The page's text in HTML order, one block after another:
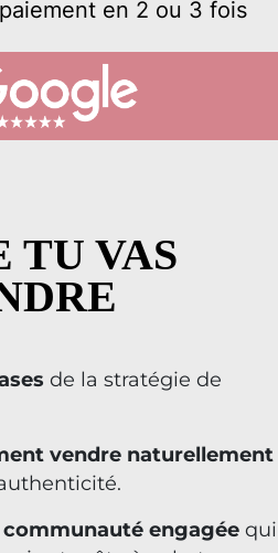
en 2 ou 3 fois
TU VAS
de la stratégie de
vendre naturellement
engagée